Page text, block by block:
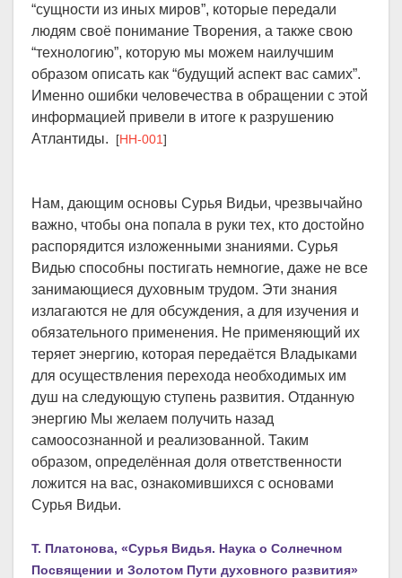
“сущности из иных миров”, которые передали
людям своё понимание Творения, а также свою
“технологию”, которую мы можем наилучшим
образом описать как “будущий аспект вас самих”.
Именно ошибки человечества в обращении с этой
информацией привели в итоге к разрушению
Атлантиды. [HH-001]
Нам, дающим основы Сурья Видьи, чрезвычайно
важно, чтобы она попала в руки тех, кто достойно
распорядится изложенными знаниями. Сурья
Видью способны постигать немногие, даже не все
занимающиеся духовным трудом. Эти знания
излагаются не для обсуждения, а для изучения и
обязательного применения. Не применяющий их
теряет энергию, которая передаётся Владыками
для осуществления перехода необходимых им
душ на следующую ступень развития. Отданную
энергию Мы желаем получить назад
самоосознанной и реализованной. Таким
образом, определённая доля ответственности
ложится на вас, ознакомившихся с основами
Сурья Видьи.
Т. Платонова, «Сурья Видья. Наука о Солнечном
Посвящении и Золотом Пути духовного развития»